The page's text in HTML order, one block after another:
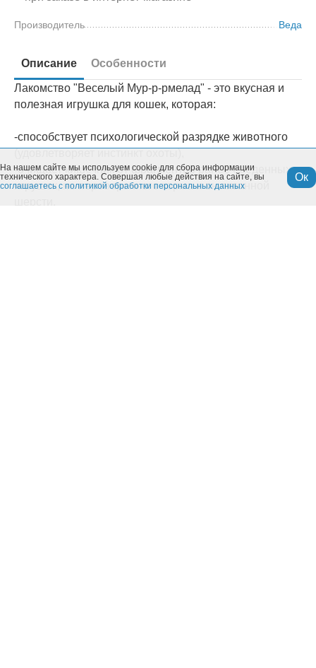
Производитель Веда
Описание Особенности
Лакомство "Веселый Мур-р-рмелад" - это вкусная и
полезная игрушка для кошек, которая:
-способствует психологической разрядке животного
-очищает кишечник от фрагментов ранее съеденных
игрушек, не переваренного корма и вылизанной
На нашем сайте мы используем cookie для сбора информации
технического характера. Совершая любые действия на сайте, вы
соглашаетесь с политикой обработки персональных данных
Ок